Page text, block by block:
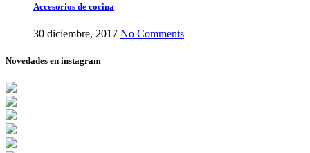
Accesorios de cocina
30 diciembre, 2017 No Comments
Novedades en instagram